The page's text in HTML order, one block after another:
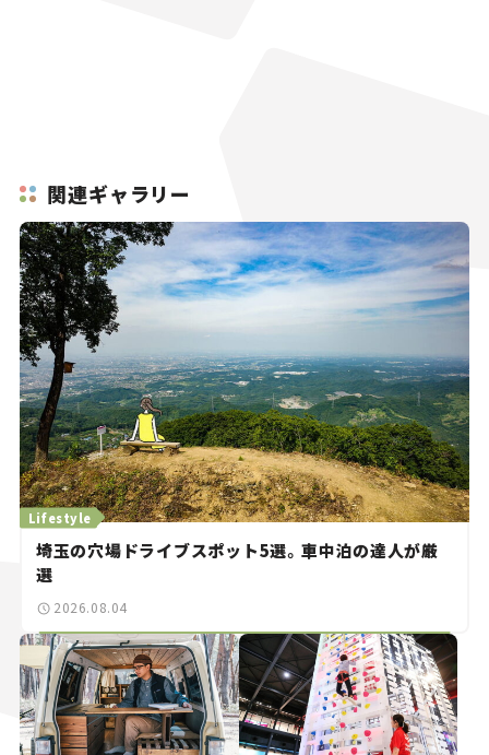
関連ギャラリー
Lifestyle
埼玉の穴場ドライブスポット5選。車中泊の達人が厳
選
2026.08.04